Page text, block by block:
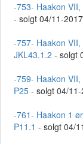
-753- Haakon
- solgt 04/11-
-757- Haakon
JKL43.1.2 - solgt
-759- Haakon
P25 - solgt 04/
-761- Haakon 1
P11.1 - solgt 04/